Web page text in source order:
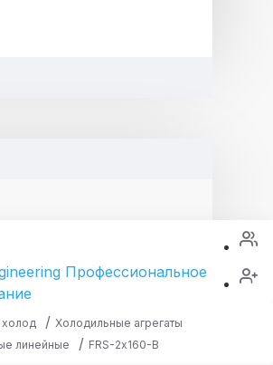
Холодильные агрегаты
линейные
FRS-2х160-В